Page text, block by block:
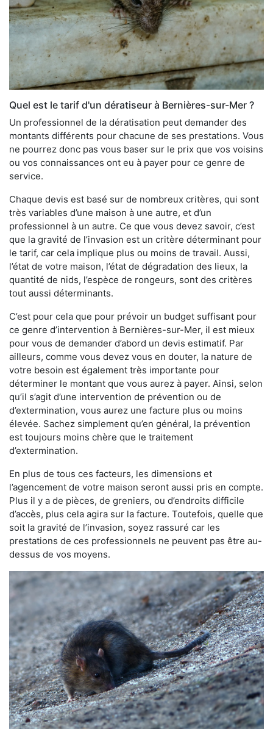
Quel est le tarif d'un dératiseur à Bernières-sur-Mer ?
Un professionnel de la dératisation peut demander des
montants différents pour chacune de ses prestations. Vous
ne pourrez donc pas vous baser sur le prix que vos voisins
ou vos connaissances ont eu à payer pour ce genre de
service.
Chaque devis est basé sur de nombreux critères, qui sont
très variables d’une maison à une autre, et d’un
professionnel à un autre. Ce que vous devez savoir, c’est
que la gravité de l’invasion est un critère déterminant pour
le tarif, car cela implique plus ou moins de travail. Aussi,
l’état de votre maison, l’état de dégradation des lieux, la
quantité de nids, l’espèce de rongeurs, sont des critères
tout aussi déterminants.
C’est pour cela que pour prévoir un budget suffisant pour
ce genre d’intervention à Bernières-sur-Mer, il est mieux
pour vous de demander d’abord un devis estimatif. Par
ailleurs, comme vous devez vous en douter, la nature de
votre besoin est également très importante pour
déterminer le montant que vous aurez à payer. Ainsi, selon
qu’il s’agit d’une intervention de prévention ou de
d’extermination, vous aurez une facture plus ou moins
élevée. Sachez simplement qu’en général, la prévention
est toujours moins chère que le traitement
d’extermination.
En plus de tous ces facteurs, les dimensions et
l’agencement de votre maison seront aussi pris en compte.
Plus il y a de pièces, de greniers, ou d’endroits difficile
d’accès, plus cela agira sur la facture. Toutefois, quelle que
soit la gravité de l’invasion, soyez rassuré car les
prestations de ces professionnels ne peuvent pas être au-
dessus de vos moyens.